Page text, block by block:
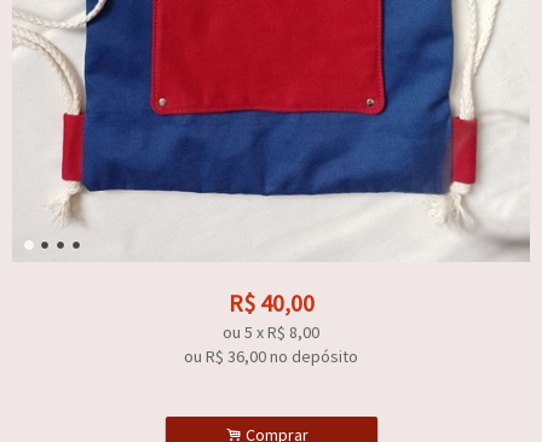
R$ 40,00
ou 5 xR$ 8,00
ou R$ 36,00no depósito
. Comprar